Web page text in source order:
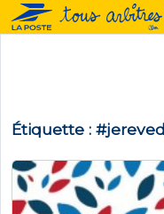
Étiquette :